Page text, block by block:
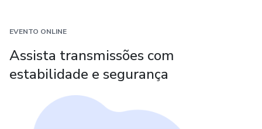
EVENTO ONLINE
Assista transmissões com
estabilidade e segurança